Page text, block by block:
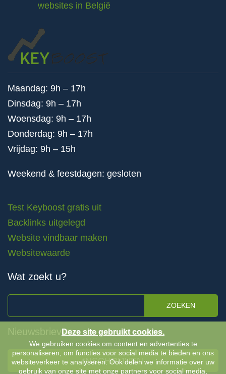
websites in België
Maandag: 9h – 17h
Dinsdag: 9h – 17h
Woensdag: 9h – 17h
Donderdag: 9h – 17h
Vrijdag: 9h – 15h
Weekend & feestdagen: gesloten
Test Keyboost gratis uit
Backlinks uitgelegd
Website vindbaar maken
Websitewaarde
Wat zoekt u?
ZOEKEN
Nieuwsbrieven
INSCHRIJVEN
Deze site gebruikt cookies.
We gebruiken cookies om content en advertenties te
personaliseren, om functies voor social media te bieden en ons
websiteverkeer te analyseren. Ook delen we informatie over uw
gebruik van onze site met onze partners voor social media,